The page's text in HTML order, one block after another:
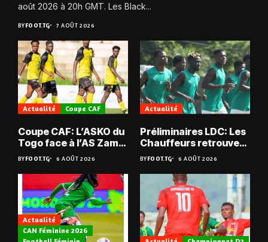
août 2026 à 20h GMT. Les Black...
BYFOOT.TG 7 AOÛT 2026
Actualité Coupe CAF
Coupe CAF: L’ASKO du
Togo face à l’AS Zam
du Niger
BYFOOT.TG 6 AOÛT 2026
Actualité
Préliminaires LDC: Les
Chauffeurs retrouvent
les Mimos
BYFOOT.TG 6 AOÛT 2026
Actualité
CAN Féminine 2026